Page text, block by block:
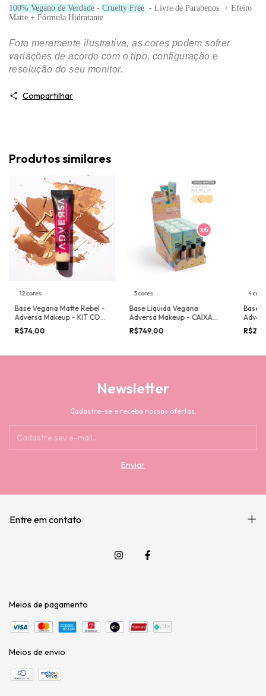
100% Vegano de Verdade - Cruelty Free - Livre de Parabenos + Efeito
Matte + Fórmula Hidratante
Foto meramente ilustrativa, as cores podem sofrer
variações de acordo com o tipo, configuração e
resolução do seu monitor.
Compartilhar
Produtos similares
12 cores
Base Vegana Matte Rebel -
Adversa Makeup - KIT COM
8 UN POR COR
R$74,00
5 cores
Base Líquida Vegana
Adversa Makeup - CAIXA
MASTER
R$749,00
4
Base
Newsletter
Cadastre-se e receba nossas ofertas.
Entre em contato
Meios de pagamento
Meios de envio